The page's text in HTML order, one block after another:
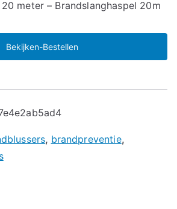
meter – Brandslanghaspel 20m
Bekijken-Bestellen
, brandpreventie,